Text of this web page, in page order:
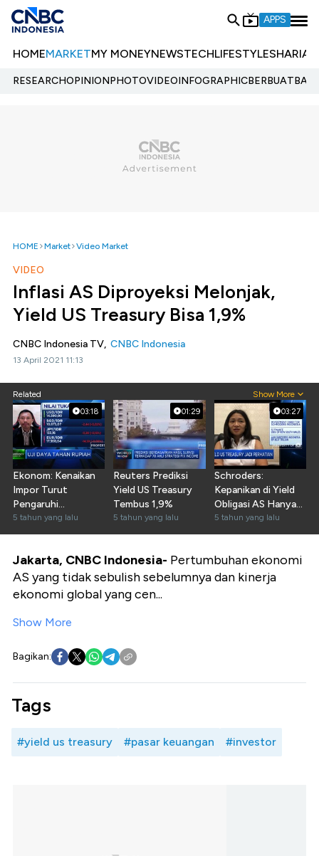
APPS
HOMEMARKETMY MONEYNEWSTECHLIFESTYLESHARIA
RESEARCHOPINIONPHOTOVIDEOINFOGRAPHIC
HOME Market Video Market
VIDEO
Inflasi AS Diproyeksi Melonjak,
Yield US Treasury Bisa 1,9%
CNBC Indonesia TV, CNBC Indonesia
13 April 2021 11:13
Related Show More
03:18
Ekonom: Kenaikan
Impor Turut
Pengaruhi
Pelemahan Rupiah
5 tahun yang lalu
01:29
Reuters Prediksi
Yield US Treasury
Tembus 1,9%
5 tahun yang lalu
03:27
Schroders:
Kepanikan di Yield
Obligasi AS Hanya
Jangka Pendek
5 tahun yang lalu
Jakarta, CNBC Indonesia- Pertumbuhan ekonomi
AS yang tidak sebulish sebelumnya dan kinerja
ekonomi global yang cen...
Show More
Bagikan:
Tags
#yield us treasury #pasar keuangan #investor